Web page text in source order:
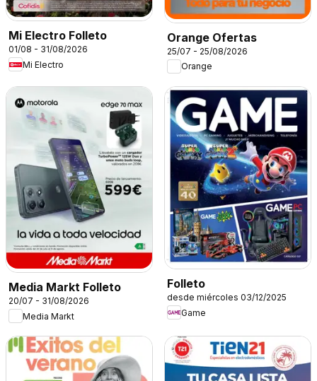
Mi Electro Folleto
01/08 - 31/08/2026
Mi Electro
Orange Ofertas
25/07 - 25/08/2026
Orange
Media Markt Folleto
20/07 - 31/08/2026
Media Markt
Folleto
desde miércoles 03/12/2025
Game